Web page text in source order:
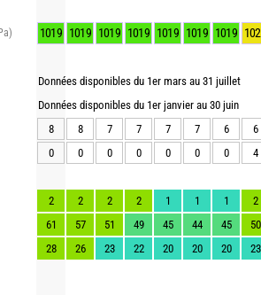
1019 1019 1019 1019 1019 1019 1019
Données disponibles du 1er mars au 31 juillet
Données disponibles du 1er janvier au 30 juin
8
8 7 7 7 7 6
6
0
0 0 0 0 0 0 4
2 2 2 2 1 1 1
2
61
57 51 49 45 44 45
50
28
26 23 22 20 20 20 23